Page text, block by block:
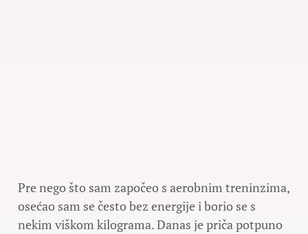
Pre nego što sam započeo s aerobnim treninzima,
osećao sam se često bez energije i borio se s
nekim viškom kilograma. Danas je priča potpuno